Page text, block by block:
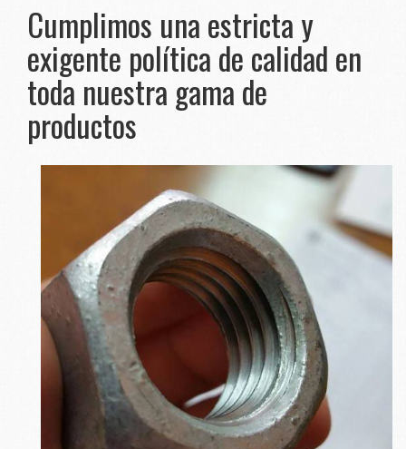
Cumplimos una estricta y
exigente política de calidad en
toda nuestra gama de
productos